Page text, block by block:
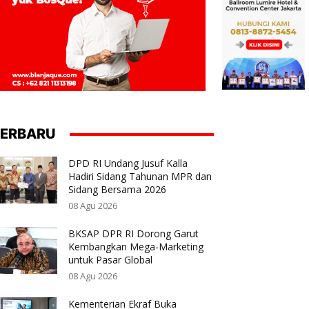
DPD RI Undang Jusuf Kalla
Hadiri Sidang Tahunan MPR dan
Sidang Bersama 2026
08 Agu 2026
BKSAP DPR RI Dorong Garut
Kembangkan Mega-Marketing
untuk Pasar Global
08 Agu 2026
Kementerian Ekraf Buka